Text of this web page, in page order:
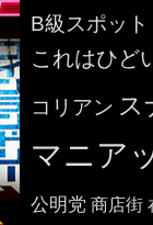
B級スポット
これはひど
コリアン ス
マニア
公明党 商店街